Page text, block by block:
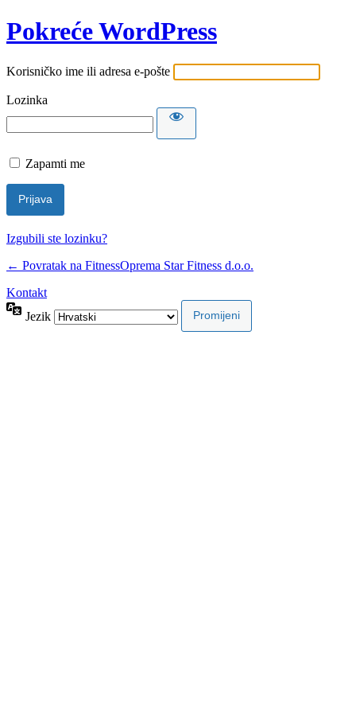
Pokreće WordPress
Korisničko ime ili adresa e-pošte
Lozinka
Zapamti me
Izgubili ste lozinku?
← Povratak na FitnessOprema Star Fitness d.o.o.
Kontakt
Jezik